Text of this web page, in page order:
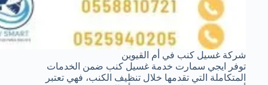
شركة غسيل كنب في أم القيوين
توفر ايجي سمارت خدمة غسيل كنب ضمن الخدمات
المتكاملة التي تقدمها خلال تنظيف الكنب، فهي تعتبر